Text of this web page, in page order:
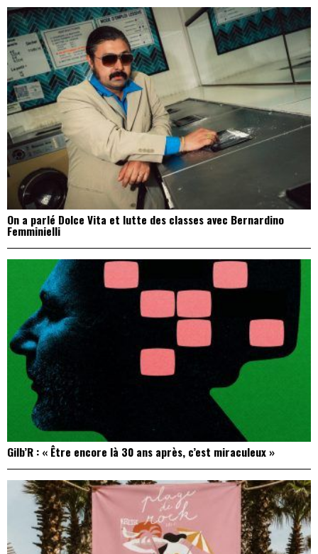
On a parlé Dolce Vita et lutte des classes avec Bernardino
Femminielli
Gilb’R : « Être encore là 30 ans après, c’est miraculeux »